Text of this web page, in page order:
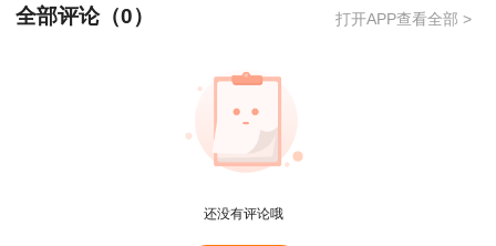
全部评论（0） 打开APP查看全部 >
还没有评论哦